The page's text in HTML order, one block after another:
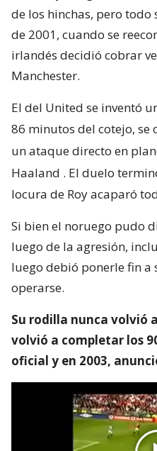
de los hinchas, pero
de 2001, cuando se
irlandés decidió cobrar
Manchester.
El del United se inventó
86 minutos del cotejo, se
un ataque directo en
Haaland . El duelo
locura de Roy acaparó
Si bien el noruego pudo
luego de la agresión,
luego debió ponerle fin
operarse.
Su rodilla nunca volvió
volvió a completar los
oficial y en 2003,